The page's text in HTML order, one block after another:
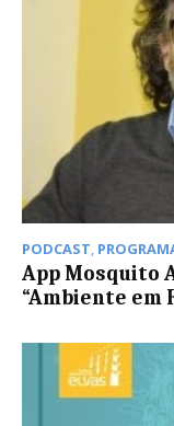
PODCAST,
App Mosquito
“Ambiente em